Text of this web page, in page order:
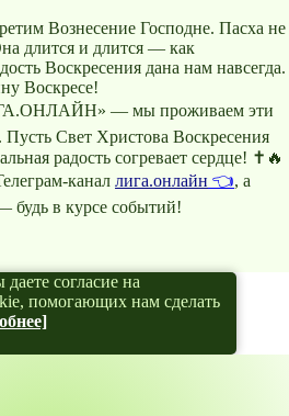
Вознесение Господне. Пасха не
длится и длится — как
Воскресения дана нам навсегда.
Воскресе!
— мы проживаем эти
Пусть Свет Христова Воскресения
радость согревает сердце! ✝️🔥
канал лига.онлайн 👈, а
будь в курсе событий!
согласие на
помогающих нам сделать